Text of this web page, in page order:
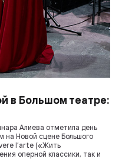
в Большом театре:
Алиева отметила день
на Новой сцене Большого
l’arte («Жить
оперной классики, так и